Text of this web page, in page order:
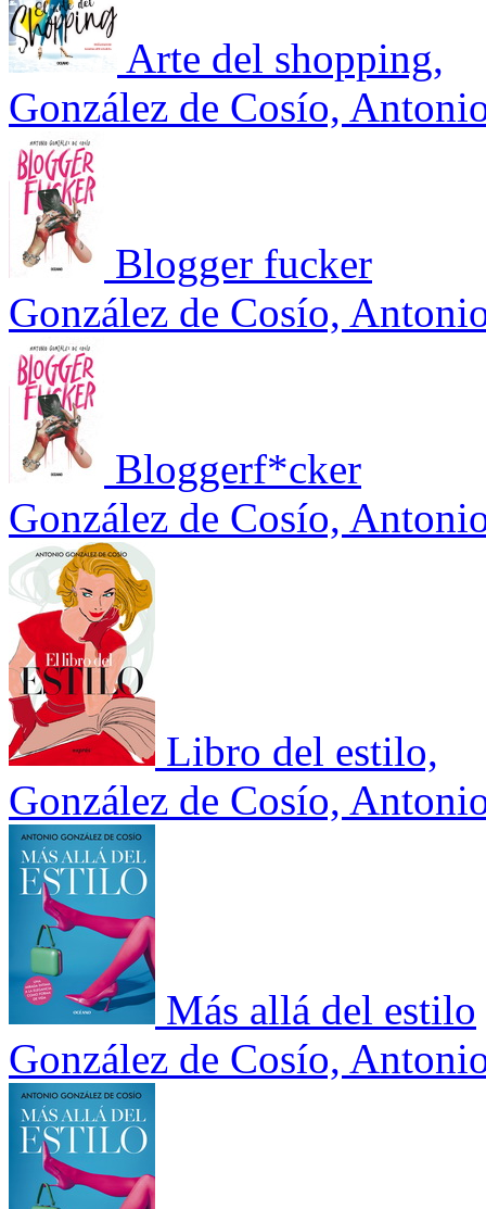
Arte del shopping,
González de Cosío,
Blogger fucker
González de Cosío,
Bloggerf*cker
González de Cosío,
Libro del estilo,
González de Cosío,
Más allá del estilo
González de Cosío,